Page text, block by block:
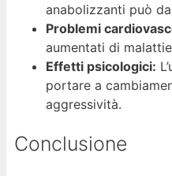
anabolizzanti può
Problemi
aumentati di
Effetti psicologici:
portare a
aggressività.
Conclusione